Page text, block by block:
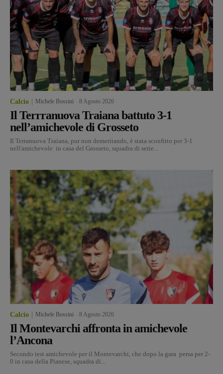
Calcio Michele Bossini 8 Agosto 2026
Il Terrranuova Traiana battuto 3-1
nell’amichevole di Grosseto
Il Terranuova Traiana, pur non demeritando, è stata sconfitto per 3-1
nell'amichevole in casa del Grosseto, squadra di serie...
Calcio Michele Bossini 8 Agosto 2026
Il Montevarchi affronta in amichevole
l’Ancona
Secondo test amichevole per il Montevarchi, che dopo la gara persa per 2-
0 in casa della Pianese, squadra di...